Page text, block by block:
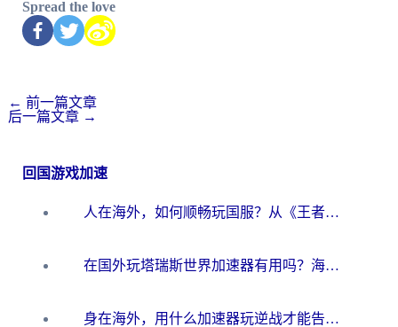
Spread the love
← 前一篇文章
后一篇文章 →
回国游戏加速
人在海外，如何顺畅玩国服？从《王者荣耀》到《云图计划》的加速器终极指南
在国外玩塔瑞斯世界加速器有用吗？海外玩家亲测后的真实答案
身在海外，用什么加速器玩逆战才能告别延迟？